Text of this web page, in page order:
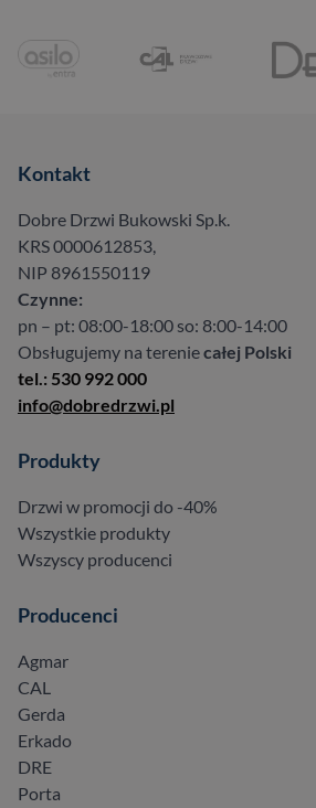
Kontakt
Dobre Drzwi Bukowski Sp.k.
KRS 0000612853,
NIP 8961550119
Czynne:
pn – pt: 08:00-18:00 so: 8:00-14:00
Obsługujemy na tereniecałej Polski
tel.: 530 992 000
info@dobredrzwi.pl
Produkty
Drzwi w promocji do -40%
Wszystkie produkty
Wszyscy producenci
Producenci
Agmar
CAL
Gerda
Erkado
DRE
Porta